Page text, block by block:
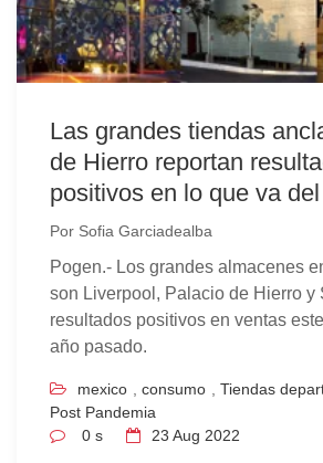
Las grandes tiendas
de Hierro reportan
positivos en lo que va
Por Sofia Garciadealba
Pogen.- Los grandes almacenes
son Liverpool, Palacio de Hierro y
resultados positivos en ventas
año pasado.
mexico consumo Tiendas
Post Pandemia
0 s
23 Aug 2022